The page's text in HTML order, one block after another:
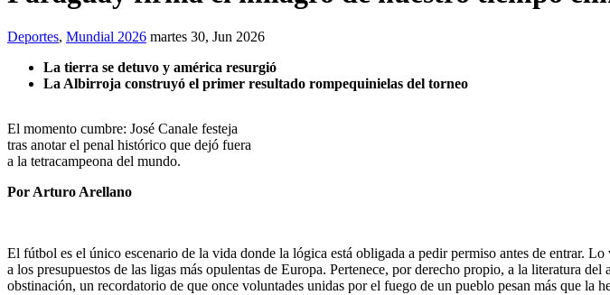
Deportes, Mundial 2026 martes 30, Jun 2026
La tierra se detuvo y américa resurgió
La Albirroja construyó el primer resultado rompequinielas del torneo
El momento cumbre: José Canale festeja
tras anotar el penal histórico que dejó fuera
a la tetracampeona del mundo.
Por Arturo Arellano
El fútbol es el único escenario de la vida donde la lógica está obligada a pedir permiso antes de entrar.
a los presupuestos de las ligas más opulentas de Europa. Pertenece, por derecho propio, a la literatura
obstinación, un recordatorio de que once voluntades unidas por el fuego de un pueblo pesan más que la